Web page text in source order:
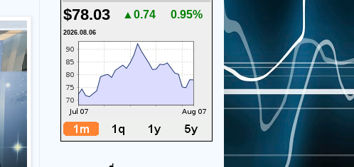
$78.03 ▲0.74 0.95%
2026.08.06